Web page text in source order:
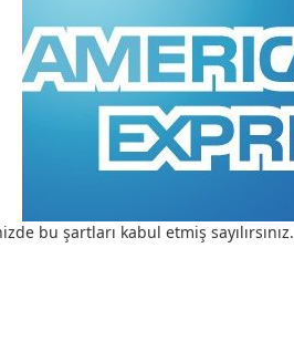
bu şartları kabul etmiş sayılırsınız.